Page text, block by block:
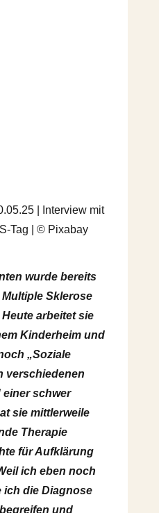
| Interview mit
Tag | © Pixabay
wurde bereits
Sklerose
arbeitet sie
Kinderheim und
„Soziale
verschiedenen
schwer
sie mittlerweile
Therapie
für Aufklärung
ich eben noch
ich die Diagnose
und